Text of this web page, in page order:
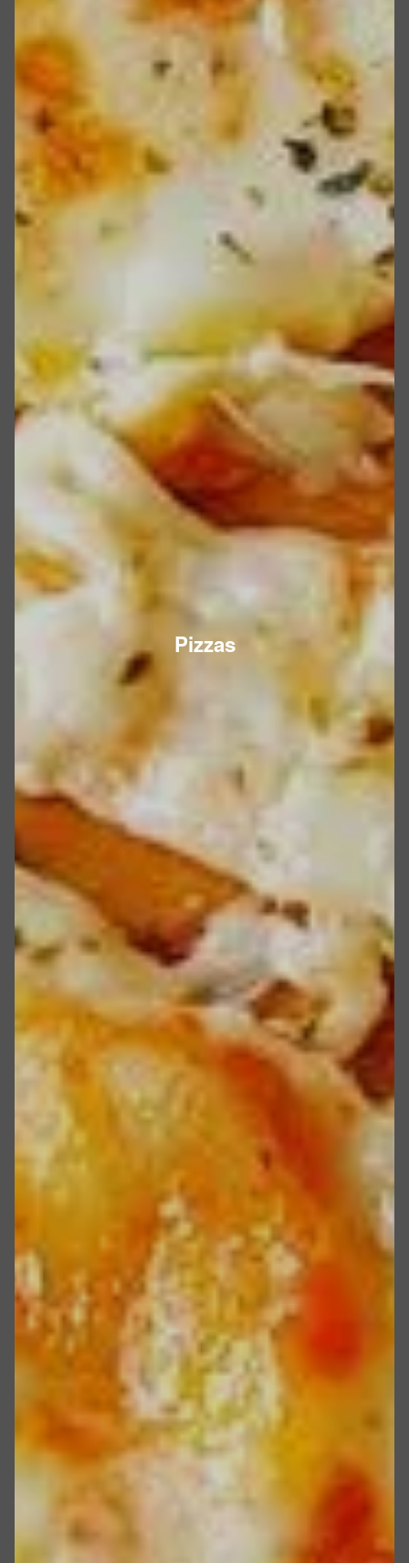
Pizzas